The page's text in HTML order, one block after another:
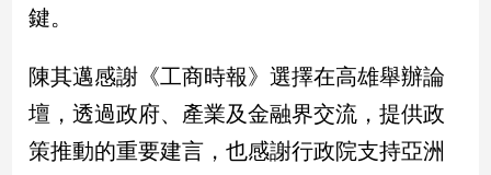
點
南
台
灣
點
鍵。
陳其邁感謝《工商時報》選擇在高雄舉辦論
壇，透過政府、產業及金融界交流，提供政
策推動的重要建言，也感謝行政院支持亞洲